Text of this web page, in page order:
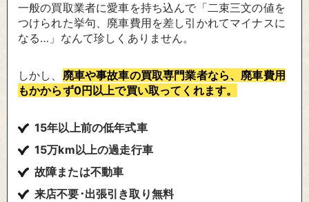
一般の買取業者に愛車を持ち込んで「二束三文の値を
つけられた挙句、廃車費用を差し引かれてマイナスに
なる…」なんて珍しくありません。
しかし、 廃車や事故車の買取専門業者なら、廃車費用
もかからず0円以上で買い取ってくれます。
15年以上前の低年式車
15万km以上の過走行車
故障または不動車
来店不要･出張引き取り無料